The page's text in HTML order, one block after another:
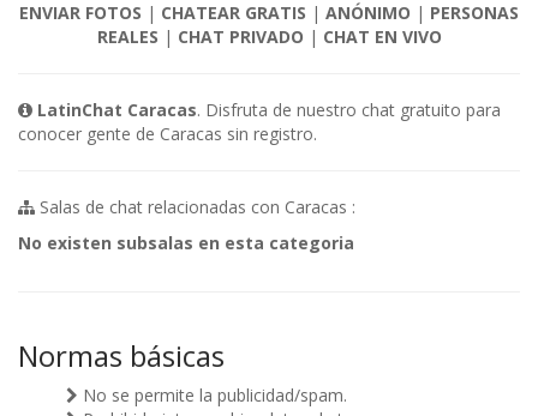
ENVIAR FOTOS | CHATEAR GRATIS | ANÓNIMO | PERSONAS
REALES | CHAT PRIVADO | CHAT EN VIVO
LatinChat Caracas. Disfruta de nuestro chat gratuito para
conocer gente de Caracas sin registro.
Salas de chat relacionadas con Caracas :
No existen subsalas en esta categoria
Normas básicas
No se permite la publicidad/spam.